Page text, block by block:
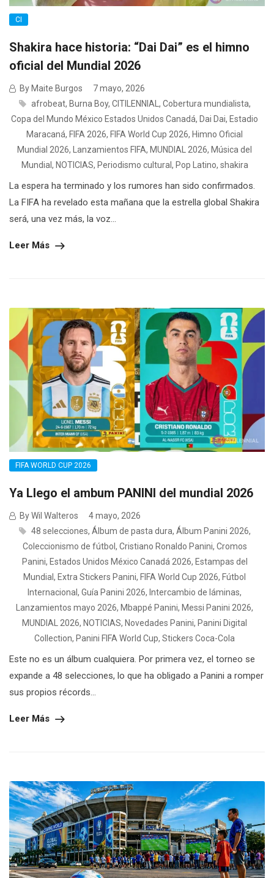
CI
Shakira hace historia: “Dai Dai” es el himno
oficial del Mundial 2026
By Maite Burgos
7 mayo, 2026
afrobeat, Burna Boy, CITILENNIAL, Cobertura mundialista,
Copa del Mundo México Estados Unidos Canadá, Dai Dai, Estadio
Maracaná, FIFA 2026, FIFA World Cup 2026, Himno Oficial
Mundial 2026, Lanzamientos FIFA, MUNDIAL 2026, Música del
Mundial, NOTICIAS, Periodismo cultural, Pop Latino, shakira
La espera ha terminado y los rumores han sido confirmados.
La FIFA ha revelado esta mañana que la estrella global Shakira
será, una vez más, la voz...
Leer Más
FIFA WORLD CUP 2026
Ya Llego el ambum PANINI del mundial 2026
By Wil Walteros
4 mayo, 2026
48 selecciones, Álbum de pasta dura, Álbum Panini 2026,
Coleccionismo de fútbol , Cristiano Ronaldo Panini, Cromos
Panini, Estados Unidos México Canadá 2026, Estampas del
Mundial, Extra Stickers Panini, FIFA World Cup 2026, Fútbol
Internacional, Guía Panini 2026, Intercambio de láminas,
Lanzamientos mayo 2026, Mbappé Panini, Messi Panini 2026,
MUNDIAL 2026, NOTICIAS, Novedades Panini, Panini Digital
Collection, Panini FIFA World Cup, Stickers Coca-Cola
Este no es un álbum cualquiera. Por primera vez, el torneo se
expande a 48 selecciones, lo que ha obligado a Panini a romper
sus propios récords...
Leer Más